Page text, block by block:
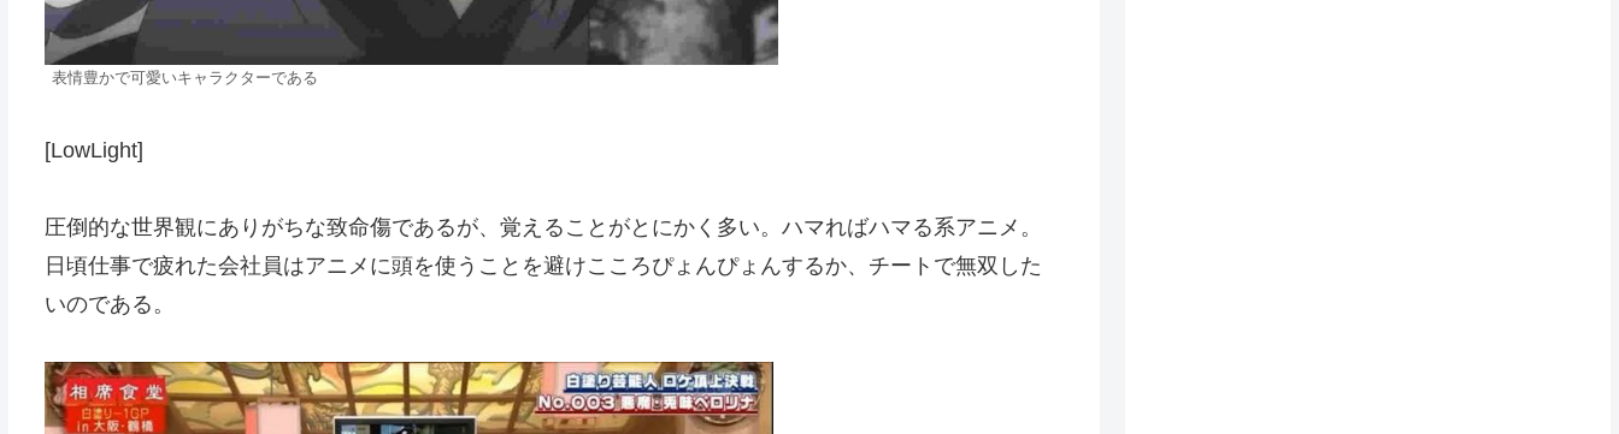
表情豊かで可愛いキャラクターである
[LowLight]
圧倒的な世界観にありがちな致命傷であるが、覚えることがとにかく多い。ハマればハマる系アニメ。
日頃仕事で疲れた会社員はアニメに頭を使うことを避けこころぴょんぴょんするか、チートで無双した
いのである。